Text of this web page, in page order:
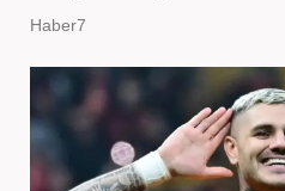
Haber7